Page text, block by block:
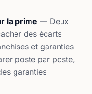
la prime — Deux
des écarts
et garanties
poste par poste,
garanties